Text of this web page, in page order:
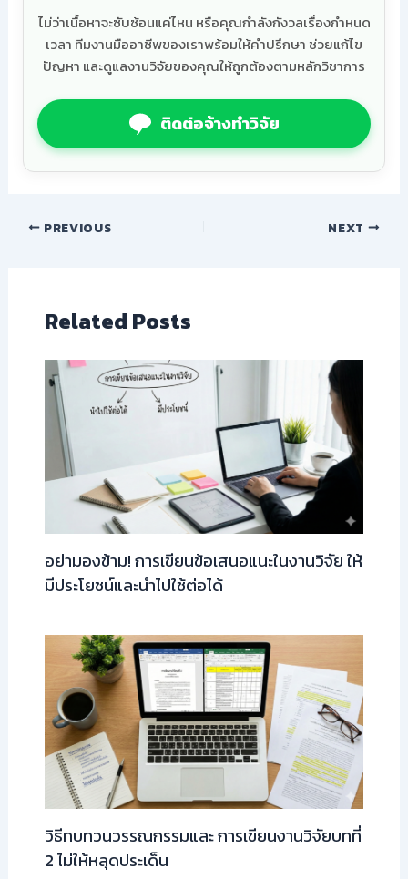
ไม่ว่าเนื้อหาจะซับซ้อนแค่ไหน หรือคุณกำลังกังวลเรื่องกำหนด
เวลา ทีมงานมืออาชีพของเราพร้อมให้คำปรึกษา ช่วยแก้ไข
ปัญหา และดูแลงานวิจัยของคุณให้ถูกต้องตามหลักวิชาการ
ติดต่อจ้างทำวิจัย
PREVIOUS NEXT
Related Posts
อย่ามองข้าม! การเขียนข้อเสนอแนะในงานวิจัย ให้
มีประโยชน์และนำไปใช้ต่อได้
วิธีทบทวนวรรณกรรมและ การเขียนงานวิจัยบทที่
2 ไม่ให้หลุดประเด็น